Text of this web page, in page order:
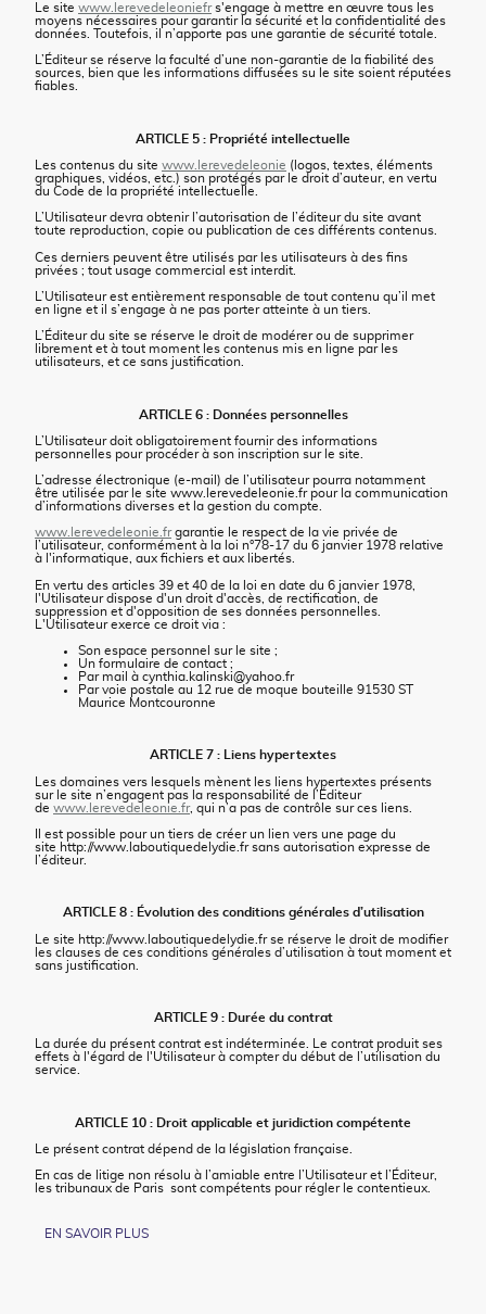
Le site www.lerevedeleoniefrs'engage à mettre en œuvre tous les
moyens nécessaires pour garantir la sécurité et la confidentialité des
données. Toutefois, il n’apporte pas une garantie de sécurité totale.
L’Éditeur se réserve la faculté d’une non-garantie de la fiabilité des
sources, bien que les informations diffusées su le site soient réputées
fiables.
ARTICLE 5 : Propriété intellectuelle
Les contenus du site www.lerevedeleonie (logos, textes, éléments
graphiques, vidéos, etc.) son protégés par le droit d’auteur, en vertu
du Code de la propriété intellectuelle.
L’Utilisateur devra obtenir l’autorisation de l’éditeur du site avant
toute reproduction, copie ou publication de ces différents contenus.
Ces derniers peuvent être utilisés par les utilisateurs à des fins
privées ; tout usage commercial est interdit.
L’Utilisateur est entièrement responsable de tout contenu qu’il met
en ligne et il s’engage à ne pas porter atteinte à un tiers.
L’Éditeur du site se réserve le droit de modérer ou de supprimer
librement et à tout moment les contenus mis en ligne par les
utilisateurs, et ce sans justification.
ARTICLE 6 : Données personnelles
L’Utilisateur doit obligatoirement fournir des informations
personnelles pour procéder à son inscription sur le site.
L’adresse électronique (e-mail) de l’utilisateur pourra notamment
être utilisée par le site www.lerevedeleonie.fr pour la communication
d’informations diverses et la gestion du compte.
www.lerevedeleonie.frgarantie le respect de la vie privée de
l’utilisateur, conformément à la loi n°78-17 du 6 janvier 1978 relative
à l'informatique, aux fichiers et aux libertés.
En vertu des articles 39 et 40 de la loi en date du 6 janvier 1978,
l'Utilisateur dispose d'un droit d'accès, de rectification, de
suppression et d'opposition de ses données personnelles.
L'Utilisateur exerce ce droit via :
Son espace personnel sur le site ;
Un formulaire de contact ;
Par mail à cynthia.kalinski@yahoo.fr
Par voie postale au 12 rue de moque bouteille 91530 ST
Maurice Montcouronne
ARTICLE 7 : Liens hypertextes
Les domaines vers lesquels mènent les liens hypertextes présents
sur le site n’engagent pas la responsabilité de l’Éditeur
de www.lerevedeleonie.fr, qui n’a pas de contrôle sur ces liens.
Il est possible pour un tiers de créer un lien vers une page du
site http://www.laboutiquedelydie.fr sans autorisation expresse de
l’éditeur.
ARTICLE 8 : Évolution des conditions générales d’utilisation
Le site http://www.laboutiquedelydie.fr se réserve le droit de modifier
les clauses de ces conditions générales d’utilisation à tout moment et
sans justification.
ARTICLE 9 : Durée du contrat
La durée du présent contrat est indéterminée. Le contrat produit ses
effets à l'égard de l'Utilisateur à compter du début de l’utilisation du
service.
ARTICLE 10 : Droit applicable et juridiction compétente
Le présent contrat dépend de la législation française.
En cas de litige non résolu à l’amiable entre l’Utilisateur et l’Éditeur,
les tribunaux de Paris sont compétents pour régler le contentieux.
EN SAVOIR PLUS